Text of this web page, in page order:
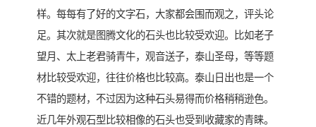
样。每每有了好的文字石，大家都会围而观之，评头论
足。其次就是图腾文化的石头也比较受欢迎。比如老子
望月、太上老君骑青牛，观音送子，泰山圣母，等等题
材比较受欢迎，往往价格也比较高。泰山日出也是一个
不错的题材，不过因为这种石头易得而价格稍稍逊色。
近几年外观石型比较相像的石头也受到收藏家的青睐。